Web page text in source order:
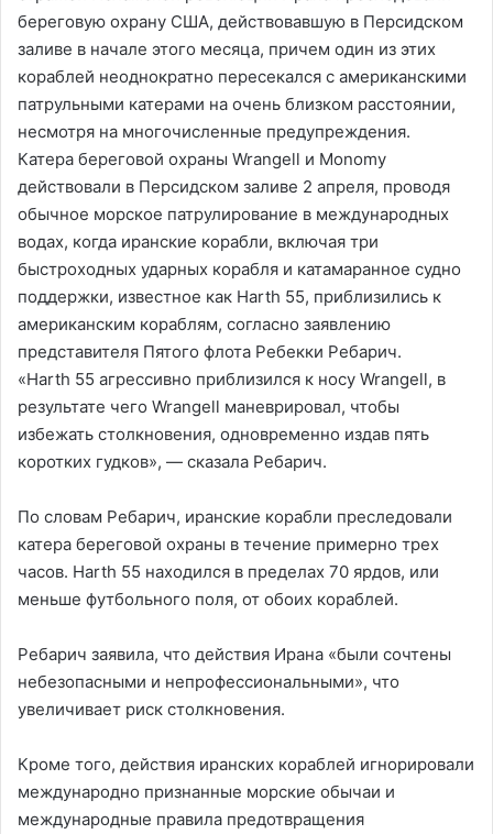
береговую охрану США, действовавшую в Персидском
заливе в начале этого месяца, причем один из этих
кораблей неоднократно пересекался с американскими
патрульными катерами на очень близком расстоянии,
несмотря на многочисленные предупреждения.
Катера береговой охраны Wrangell и Monomy
действовали в Персидском заливе 2 апреля, проводя
обычное морское патрулирование в международных
водах, когда иранские корабли, включая три
быстроходных ударных корабля и катамаранное судно
поддержки, известное как Harth 55, приблизились к
американским кораблям, согласно заявлению
представителя Пятого флота Ребекки Ребарич.
«Harth 55 агрессивно приблизился к носу Wrangell, в
результате чего Wrangell маневрировал, чтобы
избежать столкновения, одновременно издав пять
коротких гудков», — сказала Ребарич.
По словам Ребарич, иранские корабли преследовали
катера береговой охраны в течение примерно трех
часов. Harth 55 находился в пределах 70 ярдов, или
меньше футбольного поля, от обоих кораблей.
Ребарич заявила, что действия Ирана «были сочтены
небезопасными и непрофессиональными», что
увеличивает риск столкновения.
Кроме того, действия иранских кораблей игнорировали
международно признанные морские обычаи и
международные правила предотвращения